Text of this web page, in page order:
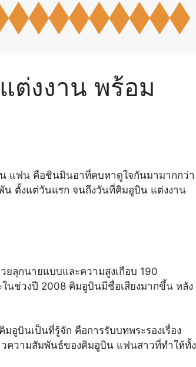
ต่งงาน พร้อม
แฟน คือชินมินอาที่คบหาดูใจกันมามากกว่า
น ตั้งแต่วันแรก จนถึงวันที่คิมอูบิน แต่งงาน
ยลุกนายแบบและความสูงเกือบ 190
นช่วงปี 2008 คิมอูบินมีชื่อเสียงมากขึ้น หลัง
มอูบินเป็นที่รู้จัก คือการรับบทพระรองเรื่อง
ความสัมพันธ์ของคิมอูบิน แฟนสาวที่ทำให้ทั้ง